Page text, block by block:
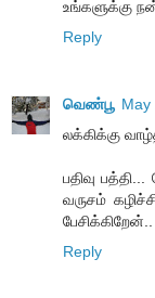
உங்களுக்கு
Reply
வெண்பூ May
லக்கிக்கு
பதிவு
வருசம்
Reply